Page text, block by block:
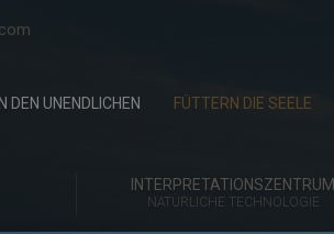
DEN UNENDLICHEN FÜTTERN DIE SEELE
INTERPRETATIONSZENTRUM
NATÜRLICHE TECHNOLOGIE